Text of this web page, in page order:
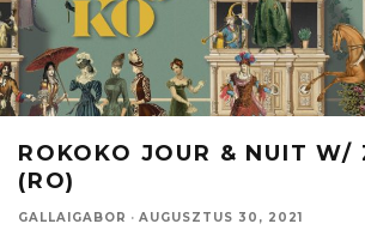
ROKOKO JOUR & NUIT W/
(RO)
GALLAIGABOR · AUGUSZTUS 30, 2021